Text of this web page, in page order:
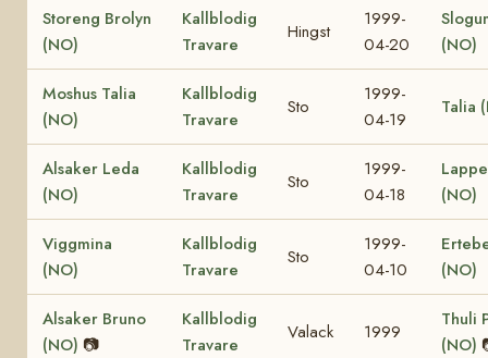
Storeng Brolyn
(NO)
Kallblodig
Travare
Hingst
1999-
04-20
(NO)
Moshus Talia
(NO)
Kallblodig
Travare
Sto
1999-
04-19
Talia
Alsaker Leda
(NO)
Kallblodig
Travare
Sto
1999-
04-18
(NO)
Viggmina
(NO)
Kallblodig
Travare
Sto
1999-
04-10
(NO)
Alsaker Bruno
(NO) 📷
Kallblodig
Travare
Valack 1999
Thuli
(NO)